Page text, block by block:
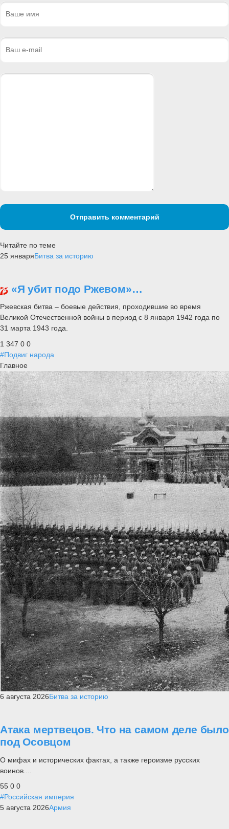
Отправить комментарий
Читайте по теме
25 январяБитва за историю
«Я убит подо Ржевом»…
Ржевская битва – боевые действия, проходившие во время
Великой Отечественной войны в период с 8 января 1942 года по
31 марта 1943 года.
1 347 0 0
#Подвиг народа
Главное
6 августа 2026Битва за историю
Атака мертвецов. Что на самом деле было
под Осовцом
О мифах и исторических фактах, а также героизме русских
воинов....
55 0 0
#Российская империя
5 августа 2026Армия